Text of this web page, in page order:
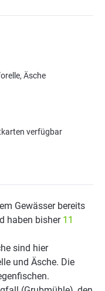
Äsche
verfügbar
Gewässer bereits
haben bisher 11
sind hier
und Äsche. Die